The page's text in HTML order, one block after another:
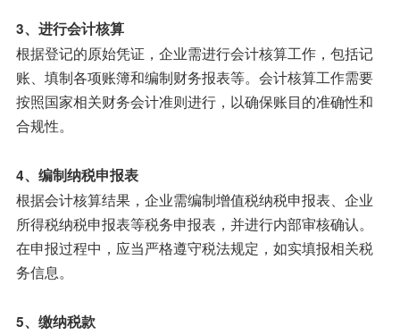
3、进行会计核算
根据登记的原始凭证，企业需进行会计核算工作，包括记
账、填制各项账簿和编制财务报表等。会计核算工作需要
按照国家相关财务会计准则进行，以确保账目的准确性和
合规性。
4、编制纳税申报表
根据会计核算结果，企业需编制增值税纳税申报表、企业
所得税纳税申报表等税务申报表，并进行内部审核确认。
在申报过程中，应当严格遵守税法规定，如实填报相关税
务信息。
5、缴纳税款